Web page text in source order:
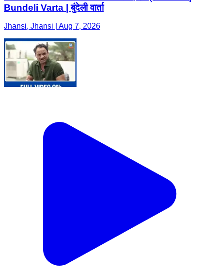
Bundeli Varta | बुंदेली वार्ता
Jhansi, Jhansi | Aug 7, 2026